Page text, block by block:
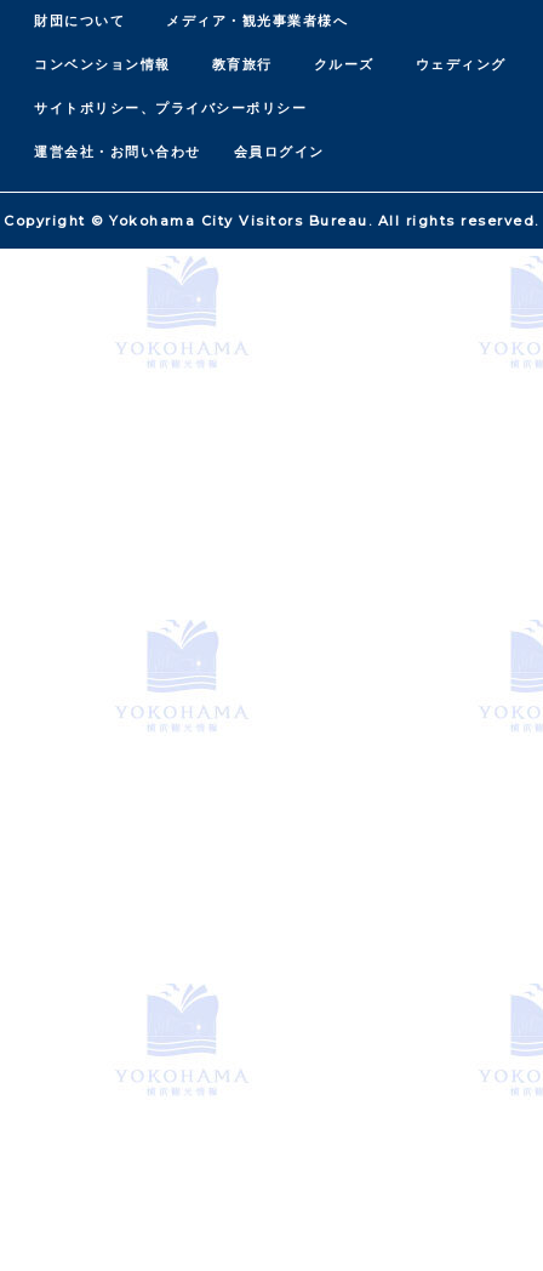
財団について メディア・観光事業者様へ
コンベンション情報 教育旅行 クルーズ ウェディング
サイトポリシー、プライバシーポリシー
運営会社・お問い合わせ 会員ログイン
Copyright © Yokohama City Visitors Bureau. All rights reserved.